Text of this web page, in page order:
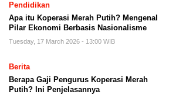
Pendidikan
Apa itu Koperasi Merah Putih? Mengenal
Pilar Ekonomi Berbasis Nasionalisme
Tuesday, 17 March 2026 - 13:00 WIB
Berita
Berapa Gaji Pengurus Koperasi Merah
Putih? Ini Penjelasannya